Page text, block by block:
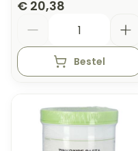
€ 20,38
Bestel